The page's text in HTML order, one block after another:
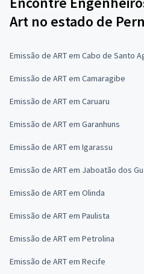
Art no estado de
Emissão de ART em Cabo de Santo
Emissão de ART em Camaragibe
Emissão de ART em Caruaru
Emissão de ART em Garanhuns
Emissão de ART em Igarassu
Emissão de ART em Jaboatão dos
Emissão de ART em Olinda
Emissão de ART em Paulista
Emissão de ART em Petrolina
Emissão de ART em Recife